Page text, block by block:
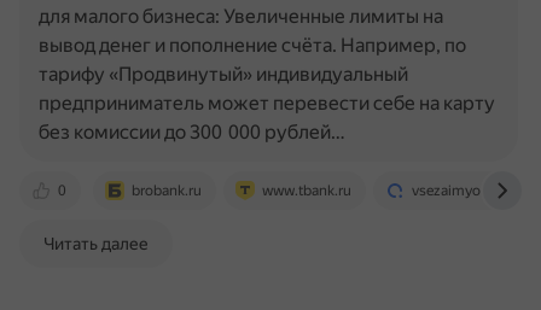
0 brobank.ru www.tbank.ru vsezaimyonline.ru
для малого бизнеса: Увеличенные лимиты на
вывод денег и пополнение счёта. Например, по
тарифу «Продвинутый» индивидуальный
предприниматель может перевести себе на карту
без комиссии до 300 000 рублей…
Читать далее